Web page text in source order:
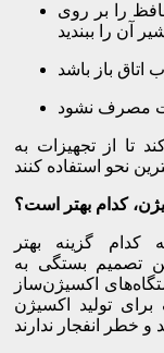
را بر روی
تا از تجهیزات به
کدام بهتر است؟
گزینه بهتر
تصمیم بستگی به
اکسیژن‌ساز
برای تولید اکسیژن